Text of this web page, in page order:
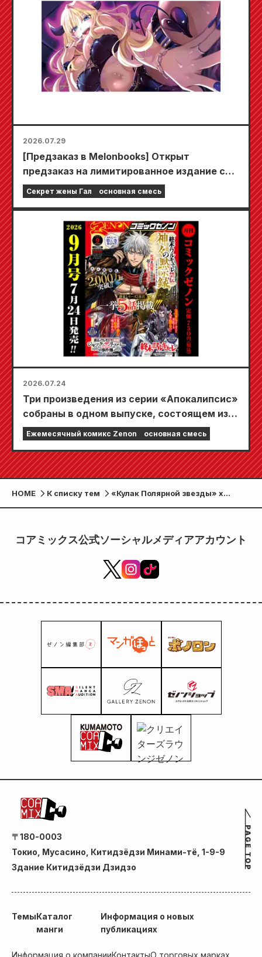
2026.07.29
[Предзаказ в Melonbooks] Открыт
предзаказ на лимитированное издание со
специальным игровым ковриком,
украшенным потрясающе красивой
Кудо! Выход 6-го тома «Секрета невесты-
девушки» запланирован на 20 октября!
Секрет жены Гал основная смесь
2026.07.24
Три произведения из серии «Апокалипсис»
собраны в одном выпуске, состоящем из 5
глав!! «Ежемесячный комикс Zenon,
сентябрьский выпуск 2026 года» поступит
в продажу 24 июля!!
Ежемесячный комикс Zenon основная смесь
HOME К списку тем
«Кулак Полярной звезды» x
WESTER Mall/DISCOVER WEST Mall
コアミックス公式ソーシャルメディアアカウント
〒180-0003
Токио, Мусасино, Китидзёдзи Минами-тё, 1-9-9
Здание Китидзёдзи Дзидзо
ТемыКаталог
манги
Информация о новых
публикациях